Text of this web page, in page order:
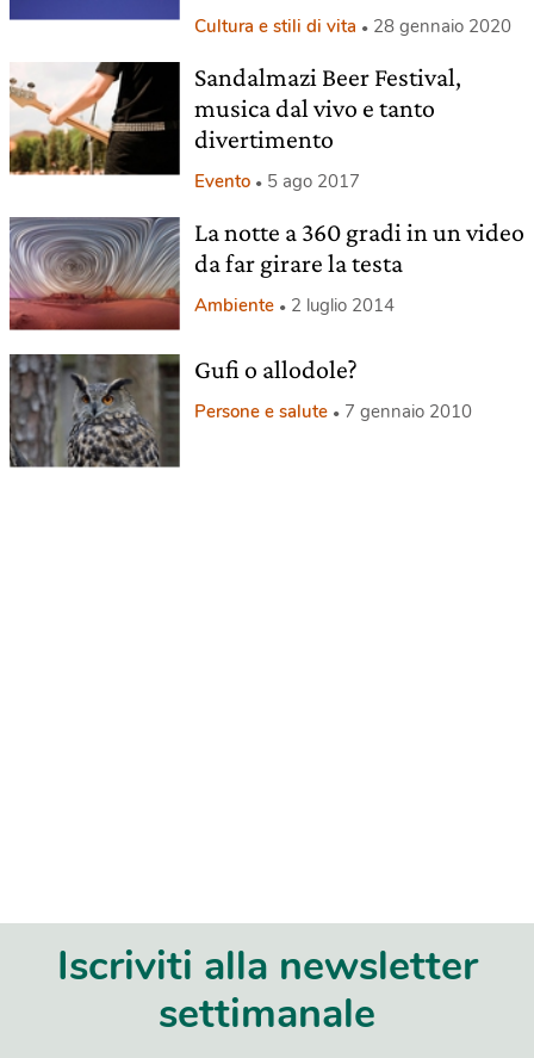
Cultura e stili di vita 28 gennaio 2020
Sandalmazi Beer Festival,
musica dal vivo e tanto
divertimento
Evento 5 ago 2017
La notte a 360 gradi in un video
da far girare la testa
Ambiente 2 luglio 2014
Gufi o allodole?
Persone e salute 7 gennaio 2010
Iscriviti alla newsletter
settimanale